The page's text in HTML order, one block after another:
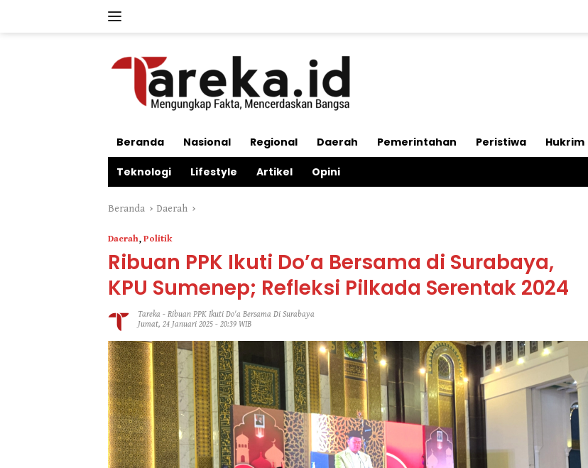
Beranda Nasional Regional Daerah Pemerintahan Peristiwa Hukrim
Teknologi Lifestyle Artikel Opini
Beranda Daerah
Daerah, Politik
Ribuan PPK Ikuti Do’a Bersama di Surabaya,
KPU Sumenep; Refleksi Pilkada Serentak 2024
Tareka - Ribuan PPK Ikuti Do'a Bersama Di Surabaya
Jumat, 24 Januari 2025 - 20:39 WIB